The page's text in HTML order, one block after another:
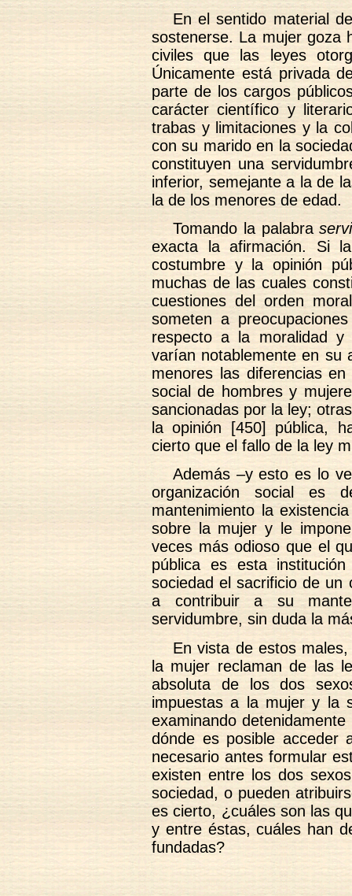
En el sentido material
sostenerse. La mujer goza
civiles que las leyes
Únicamente está privada
parte de los cargos
carácter científico y
trabas y limitaciones y la
con su marido en la
constituyen una
inferior, semejante a la de
la de los menores de edad.
Tomando la palabra
exacta la afirmación. Si
costumbre y la opinión
muchas de las cuales
cuestiones del orden
someten a
respecto a la moralidad y
varían notablemente en su
menores las diferencias
social de hombres y
sancionadas por la ley;
la opinión [450] pública,
cierto que el fallo de la ley
Además –y esto es lo
organización social es
mantenimiento la
sobre la mujer y le
veces más odioso que el
pública es esta
sociedad el sacrificio de un
a contribuir a su
servidumbre, sin duda la
En vista de estos
la mujer reclaman de las
absoluta de los dos
impuestas a la mujer y la
examinando
dónde es posible acceder
necesario antes formular
existen entre los dos
sociedad, o pueden
es cierto, ¿cuáles son las
y entre éstas, cuáles han
fundadas?